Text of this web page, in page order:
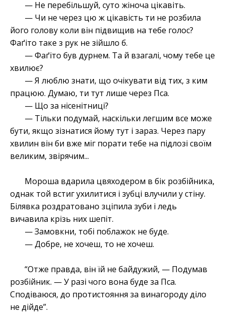
— Не перебільшуй, суто жіноча цікавіть.
— Чи не через цю ж цікавість ти не розбила
його голову коли він підвищив на тебе голос?
Фаґіто таке з рук не зійшло б.
— Фаґіто був дурнем. Та й взагалі, чому тебе це
хвилює?
— Я люблю знати, що очікувати від тих, з ким
працюю. Думаю, ти тут лише через Пса.
— Що за нісенітниці?
— Тільки подумай, наскільки легшим все може
бути, якщо зізнатися йому тут і зараз. Через пару
хвилин він би вже міг порати тебе на підлозі своїм
великим, звірячим...
Мороша вдарила цвяходером в бік розбійника,
однак той встиг ухилитися і зубці влучили у стіну.
Білявка роздратовано зціпила зуби і ледь
вичавила крізь них шепіт.
— Замовкни, тобі поблажок не буде.
— Добре, не хочеш, то не хочеш.
“Отже правда, він їй не байдужий, — Подумав
розбійник. — У разі чого вона буде за Пса.
Сподіваюся, до протистояння за винагороду діло
не дійде”.